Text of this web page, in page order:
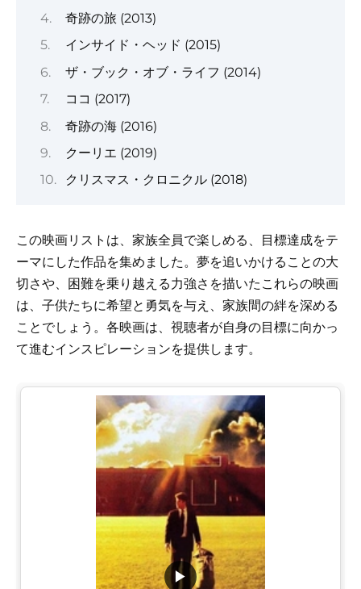
奇跡の旅 (2013)
インサイド・ヘッド (2015)
ザ・ブック・オブ・ライフ (2014)
ココ (2017)
奇跡の海 (2016)
クーリエ (2019)
クリスマス・クロニクル (2018)
この映画リストは、家族全員で楽しめる、目標達成をテ
ーマにした作品を集めました。夢を追いかけることの大
切さや、困難を乗り越える力強さを描いたこれらの映画
は、子供たちに希望と勇気を与え、家族間の絆を深める
ことでしょう。各映画は、視聴者が自身の目標に向かっ
て進むインスピレーションを提供します。
▶